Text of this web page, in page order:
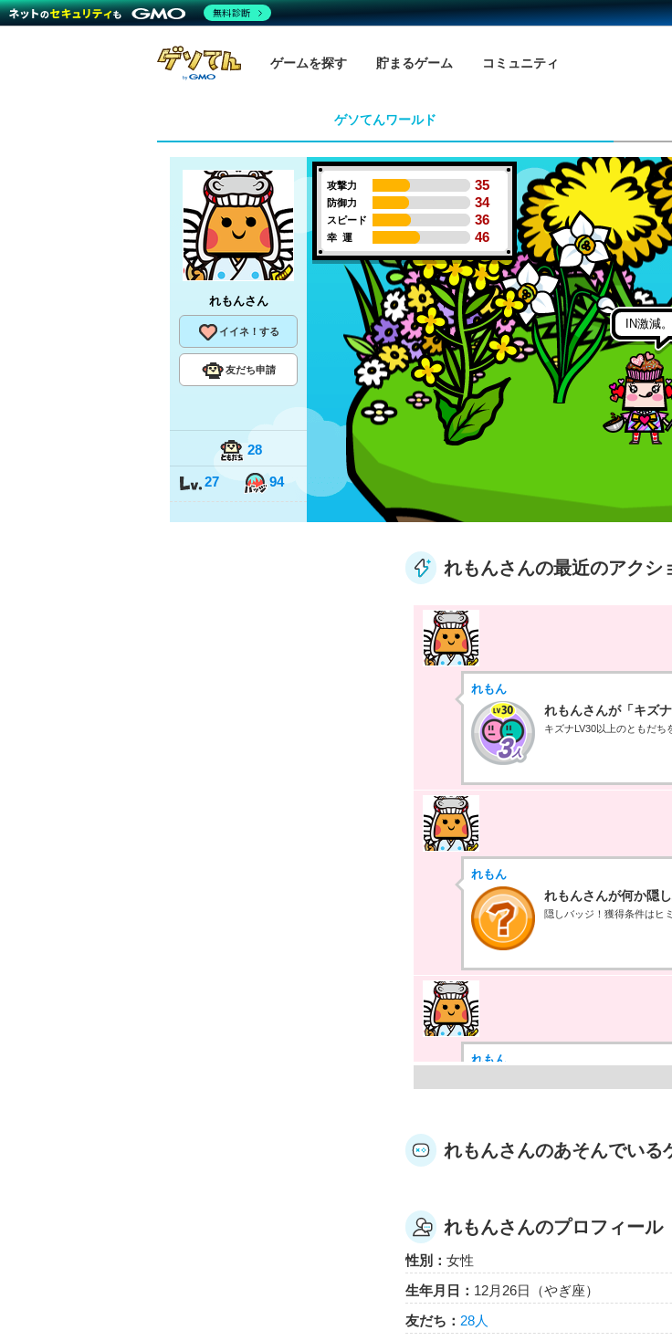
ゲームを探す 貯まるゲーム コミュニティ
ゲソてんワールド
れもんさん
イイネ！する
友だち申請
28
27 94
攻撃力 35
防御力 34
スピード 36
幸 運 46
IN激減
れもんさんの最近のアクシ
れもん
れもんさんが「キズ
キズナLV30以上のともだち
れもん
れもんさんが何か隠
隠しバッジ！獲得条件はヒミ
れもん
れもんさんが何か隠
キズナLV40以上のともだち
れもんさんのあそんでいる
れもんさんのプロフィール
性別： 女性
生年月日： 12月26日（やぎ座）
友だち： 28人
無料診断